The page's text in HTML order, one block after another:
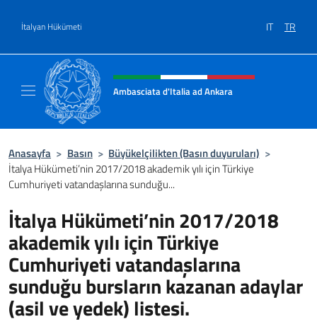
İtalyan Hükümeti IT TR
Site başlığı, sosyal medya ve
Ambasciata d'Italia ad Ankara
Anasayfa > Basın > Büyükelçilikten (Basın duyuruları) >
İtalya Hükümeti’nin 2017/2018 akademik yılı için Türkiye
Cumhuriyeti vatandaşlarına sunduğu...
İtalya Hükümeti’nin 2017/2018
akademik yılı için Türkiye
Cumhuriyeti vatandaşlarına
sunduğu bursların kazanan adaylar
(asil ve yedek) listesi.